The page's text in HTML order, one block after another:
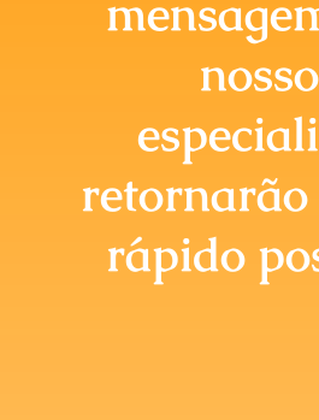
Briefing Online
retornarão
rápido